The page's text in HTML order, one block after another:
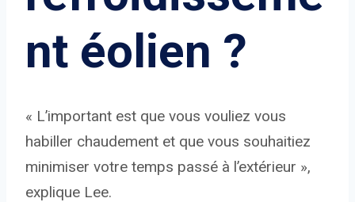
nt éolien ?
« L’important est que vous vouliez vous
habiller chaudement et que vous souhaitiez
minimiser votre temps passé à l’extérieur »,
explique Lee.